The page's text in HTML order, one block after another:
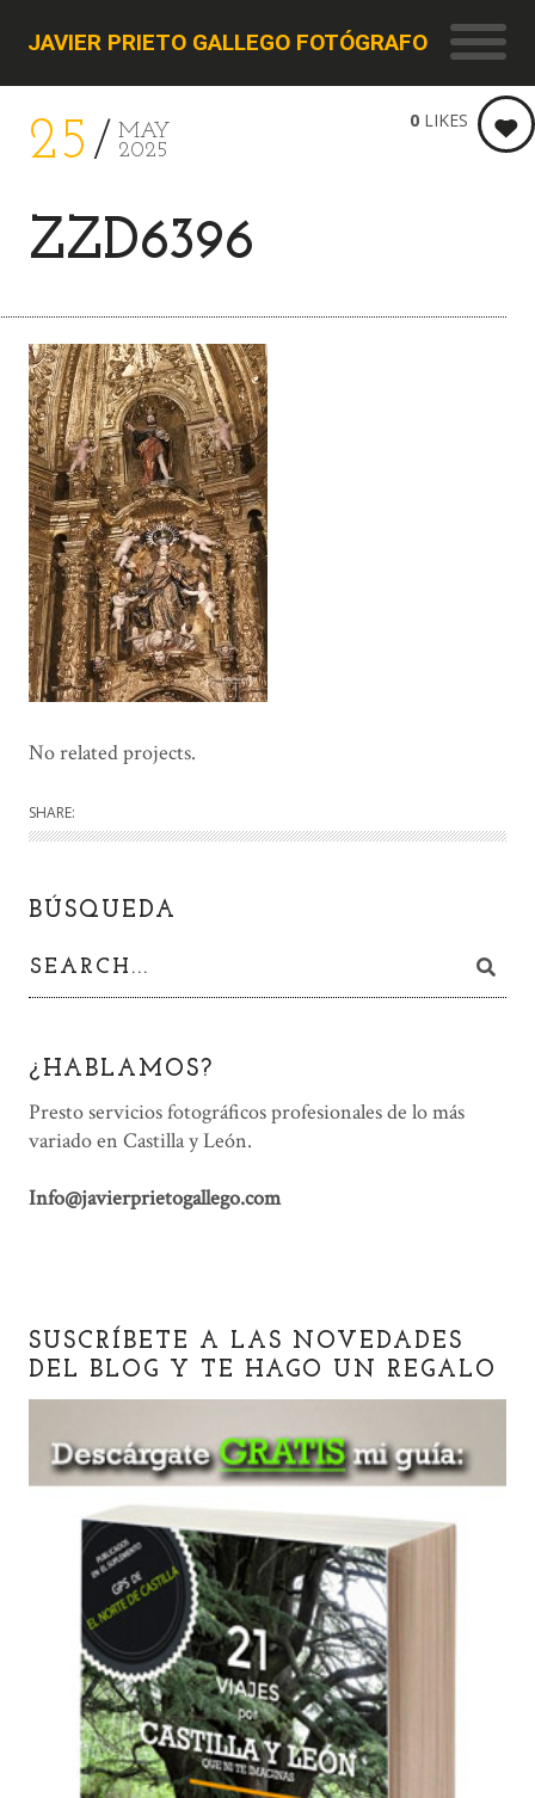
JAVIER PRIETO GALLEGO FOTÓGRAFO
25
MAY
2025
ZZD6396
0 LIKES
No related projects.
SHARE:
BÚSQUEDA
¿HABLAMOS?
Presto servicios fotográficos profesionales de lo más
variado en Castilla y León.
Info@javierprietogallego.com
SUSCRÍBETE A LAS NOVEDADES
DEL BLOG Y TE HAGO UN REGALO